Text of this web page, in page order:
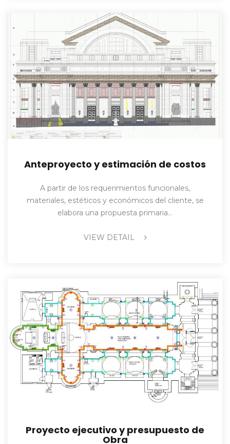
Anteproyecto y estimación de costos
A partir de los requerimientos funcionales,
materiales, estéticos y económicos del cliente, se
elabora una propuesta primaria…
VIEW DETAIL
Proyecto ejecutivo y presupuesto de
Obra